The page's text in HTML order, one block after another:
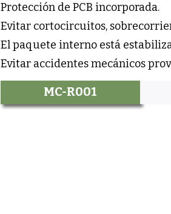
Protección de PCB incorporada.
Evitar cortocircuitos,
El paquete interno está
Evitar accidentes mecánicos
MC-R001